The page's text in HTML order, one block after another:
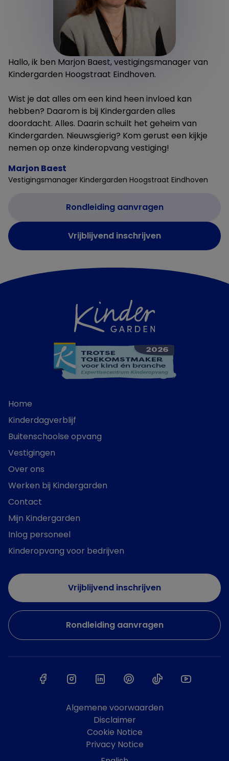
Hallo, ik ben Marjon Baest, vestigingsmanager van
Kindergarden Hoogstraat Eindhoven.
Wist je dat alles om een kind heen invloed kan
hebben? Daarom is bij Kindergarden alles
doordacht. Alles. Daarin schuilt het geheim van
Kindergarden. Nieuwsgierig? Kom gerust een kijkje
nemen op onze kinderopvang vestiging!
Marjon Baest
Vestigingsmanager Kindergarden Hoogstraat Eindhoven
Rondleiding aanvragen
Vrijblijvend inschrijven
Home
Kinderdagverblijf
Buitenschoolse opvang
Vestigingen
Over ons
Werken bij Kindergarden
Contact
Mijn Kindergarden
Inlog personeel
Kinderopvang voor bedrijven
Vrijblijvend inschrijven
Rondleiding aanvragen
Algemene voorwaarden
Disclaimer
Cookie Notice
Privacy Notice